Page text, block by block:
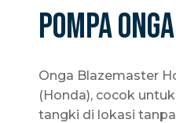
Pompa
Onga Blazemaster
(Honda), cocok
tangki di lokasi